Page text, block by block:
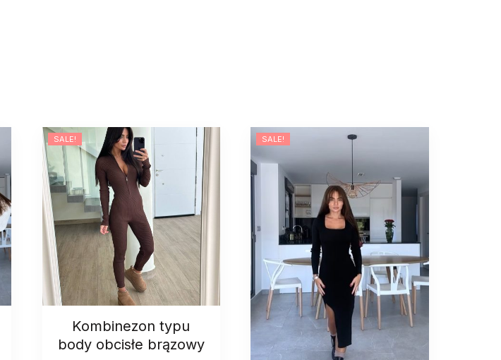
SALE!
Kombinezon typu
body obcisłe brązowy
SALE!